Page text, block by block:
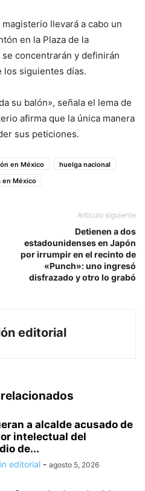
llevará a cabo un
en la Plaza de la
concentrarán y definirán
los siguientes días.
su balón», señala el lema de
afirma que la única manera
sus peticiones.
en México
huelga nacional
en México
Artículo siguiente
Detienen a dos
estadounidenses en Japón
por irrumpir en el recinto de
«Punch»: uno ingresó
disfrazado y otro lo grabó
editorial
a alcalde acusado de
intelectual del
de...
editorial - agosto 5, 2026